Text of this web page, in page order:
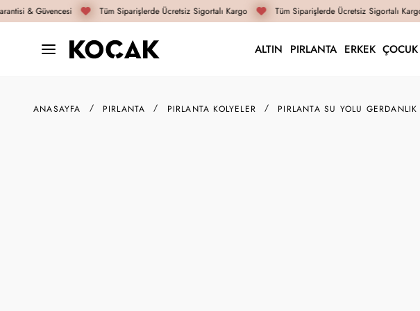
& Güvencesi Tüm Siparişlerde Ücretsiz Sigortalı Kargo Tüm Siparişlerde Ücretsiz Sigortalı Kargo
ALTIN PIRLANTA ERKEK ÇOCUK
ANASAYFA PIRLANTA PIRLANTA KOLYELER PIRLANTA SU YOLU GERDANLIK